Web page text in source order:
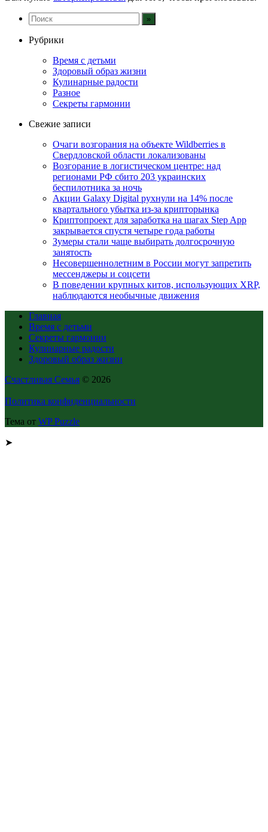
Рубрики
Время с детьми
Здоровый образ жизни
Кулинарные радости
Разное
Секреты гармонии
Свежие записи
Очаги возгорания на объекте Wildberries в
Свердловской области локализованы
Возгорание в логистическом центре: над
регионами РФ сбито 203 украинских
беспилотника за ночь
Акции Galaxy Digital рухнули на 14% после
квартального убытка из-за крипторынка
Криптопроект для заработка на шагах Step App
закрывается спустя четыре года работы
Зумеры стали чаще выбирать долгосрочную
занятость
Несовершеннолетним в России могут запретить
мессенджеры и соцсети
В поведении крупных китов, использующих XRP,
наблюдаются необычные движения
Главная
Время с детьми
Секреты гармонии
Кулинарные радости
Здоровый образ жизни
Счастливая Семья © 2026
Политика конфиденциальности
Тема от WP Puzzle
➤